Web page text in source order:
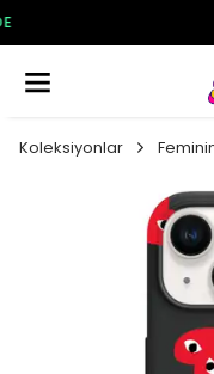
250₺
Koleksiyonlar